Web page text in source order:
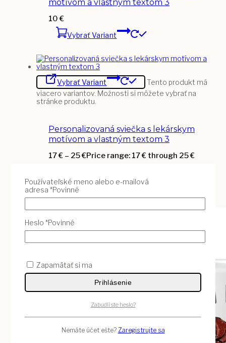
motívom a vlastným textom 3
10€
Vybrať Variant
Vybrať Variant
Tento produkt má
viacero variantov. Možnosti si môžete vybrať na
stránke produktu.
Personalizovaná sviečka s lekárskym
motívom a vlastným textom 3
17€ – 25€Price range: 17 € through 25 €
produkt má viacero variantov. Možnosti si
môžete vybrať na stránke produktu.
Používateľské meno alebo e-mailová
adresa *Povinné
Heslo *Povinné
Zapamätať si ma
Prihlásenie
Zabudli ste heslo?
Nemáte účet ešte? Zaregistrujte sa